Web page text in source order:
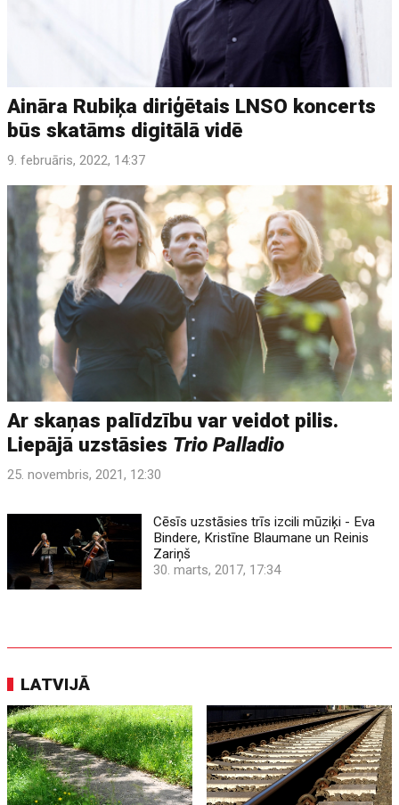
Aināra Rubiķa diriģētais LNSO koncerts
būs skatāms digitālā vidē
9. februāris, 2022, 14:37
Ar skaņas palīdzību var veidot pilis.
Liepājā uzstāsies Trio Palladio
25. novembris, 2021, 12:30
Cēsīs uzstāsies trīs izcili mūziķi - Eva
Bindere, Kristīne Blaumane un Reinis
Zariņš
30. marts, 2017, 17:34
LATVIJĀ